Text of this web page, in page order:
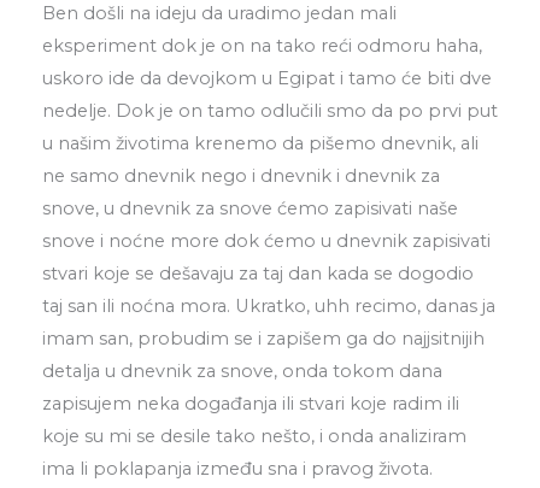
Ben došli na ideju da uradimo jedan mali
eksperiment dok je on na tako reći odmoru haha,
uskoro ide da devojkom u Egipat i tamo će biti dve
nedelje. Dok je on tamo odlučili smo da po prvi put
u našim životima krenemo da pišemo dnevnik, ali
ne samo dnevnik nego i dnevnik i dnevnik za
snove, u dnevnik za snove ćemo zapisivati naše
snove i noćne more dok ćemo u dnevnik zapisivati
stvari koje se dešavaju za taj dan kada se dogodio
taj san ili noćna mora. Ukratko, uhh recimo, danas ja
imam san, probudim se i zapišem ga do najjsitnijih
detalja u dnevnik za snove, onda tokom dana
zapisujem neka događanja ili stvari koje radim ili
koje su mi se desile tako nešto, i onda analiziram
ima li poklapanja između sna i pravog života.